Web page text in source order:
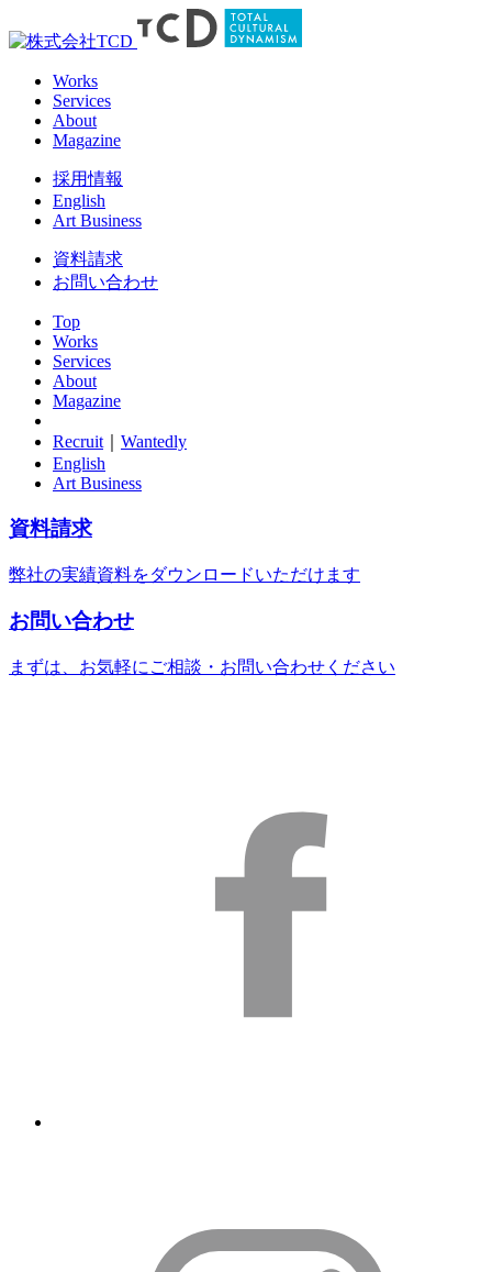
Works
Services
About
Magazine
採用情報
English
Art Business
資料請求
お問い合わせ
Top
Works
Services
About
Magazine
Recruit
Wantedly
English
Art Business
資料請求
弊社の実績資料をダウンロードいただけます
お問い合わせ
まずは、お気軽にご相談・お問い合わせください